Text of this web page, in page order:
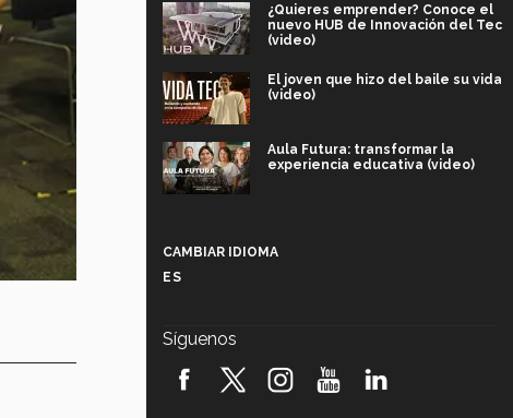
¿Quieres emprender? Conoce el
nuevo HUB de Innovación del Tec
(video)
El joven que hizo del baile su vida
(video)
Aula Futura: transformar la
experiencia educativa (video)
robótica FIRST 2026! (video)
CAMBIAR IDIOMA
ES
Síguenos